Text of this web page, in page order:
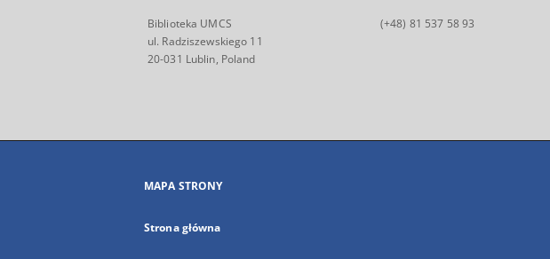
Biblioteka UMCS
ul. Radziszewskiego 11
20-031 Lublin, Poland
(+48) 81 537 58 93
MAPA STRONY
Strona główna